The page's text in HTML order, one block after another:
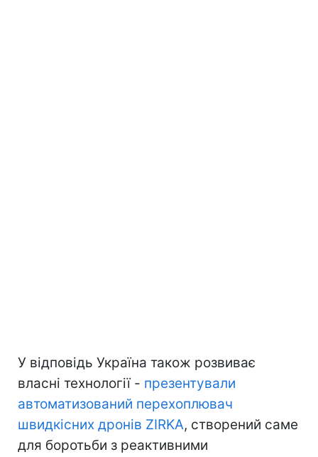
У відповідь Україна також розвиває
власні технології - презентували
автоматизований перехоплювач
швидкісних дронів ZIRKA, створений саме
для боротьби з реактивними